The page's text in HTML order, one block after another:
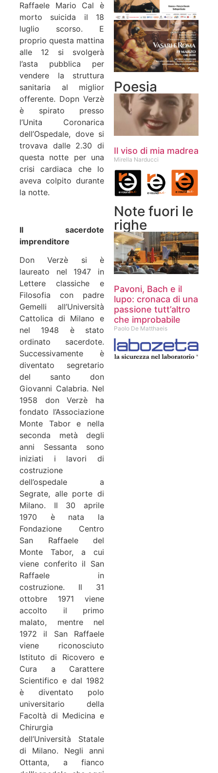
Raffaele Mario Cal è
morto suicida il 18
luglio scorso. E
proprio questa mattina
alle 12 si svolgerà
l’asta pubblica per
vendere la struttura
sanitaria al miglior
offerente. Dopn Verzè
è spirato presso
l’Unita Coronarica
dell’Ospedale, dove si
trovava dalle 2.30 di
questa notte per una
crisi cardiaca che lo
aveva colpito durante
la notte.
Il sacerdote
imprenditore
Don Verzè si è
laureato nel 1947 in
Lettere classiche e
Filosofia con padre
Gemelli all’Università
Cattolica di Milano e
nel 1948 è stato
ordinato sacerdote.
Successivamente è
diventato segretario
del santo don
Giovanni Calabria. Nel
1958 don Verzè ha
fondato l’Associazione
Monte Tabor e nella
seconda metà degli
anni Sessanta sono
iniziati i lavori di
costruzione
dell’ospedale a
Segrate, alle porte di
Milano. Il 30 aprile
1970 è nata la
Fondazione Centro
San Raffaele del
Monte Tabor, a cui
viene conferito il San
Raffaele in
costruzione. Il 31
ottobre 1971 viene
accolto il primo
malato, mentre nel
1972 il San Raffaele
viene riconosciuto
Istituto di Ricovero e
Cura a Carattere
Scientifico e dal 1982
è diventato polo
universitario della
Facoltà di Medicina e
Chirurgia
dell’Università Statale
di Milano. Negli anni
Ottanta, a fianco
Poesia
Il viso di mia madrea
Mirella Narducci
Note fuori le
righe
Pavoni, Bach e il
lupo: cronaca di una
passione tutt’altro
che improbabile
Paolo De Matthaeis